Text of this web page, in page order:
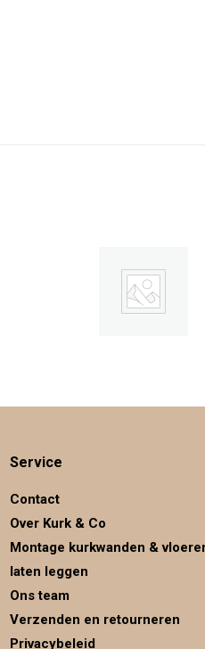
Service
Contact
Over Kurk & Co
Montage kurkwanden &
laten leggen
Ons team
Verzenden en retourneren
Privacybeleid